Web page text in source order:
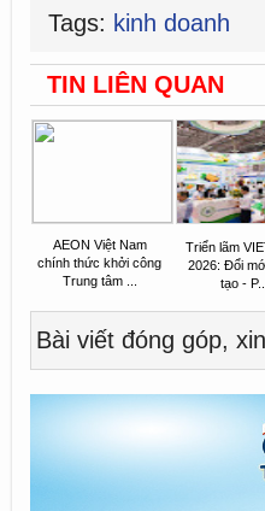
Tags: kinh doanh
TIN LIÊN QUAN
AEON Việt Nam
chính thức khởi công
Trung tâm ...
Triển lãm
2026: Đổi
tạo - P...
Bài viết đóng góp,